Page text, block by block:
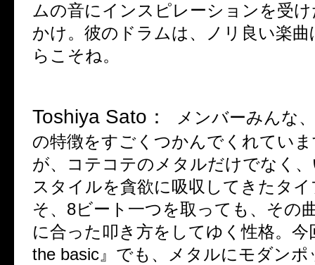
ムの音にインスピレーションを受
かけ。彼のドラムは、ノリ良い楽
らこそね。
Toshiya Sato ：
メンバーみんな
の特徴をすごくつかんでくれてい
が、コテコテのメタルだけでなく
スタイルを貪欲に吸収してきたタ
そ、 8ビート一つを取っても、その
に合った叩き方をしてゆく性格。今
the basic 』でも、メタルにモダン